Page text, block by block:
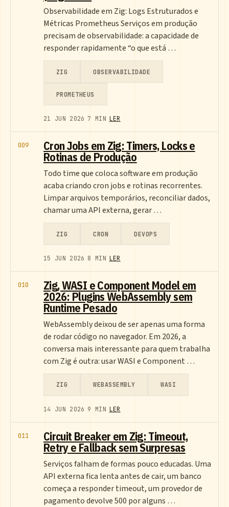
Observabilidade em Zig: Logs Estruturados e
Métricas Prometheus Serviços em produção
precisam de observabilidade: a capacidade de
responder rapidamente “o que está …
ZIG OBSERVABILIDADE
PROMETHEUS
21 JUN 2026 7 MIN LER
009 Cron Jobs em Zig: Timers, Locks e
Rotinas de Produção
Todo time que coloca software em produção
acaba criando cron jobs e rotinas recorrentes.
Limpar arquivos temporários, reconciliar dados,
chamar uma API externa, gerar …
ZIG CRON DEVOPS
15 JUN 2026 8 MIN LER
010 Zig, WASI e Component Model em
2026: Plugins WebAssembly sem
Runtime Pesado
WebAssembly deixou de ser apenas uma forma
de rodar código no navegador. Em 2026, a
conversa mais interessante para quem trabalha
com Zig é outra: usar WASI e Component …
ZIG WEBASSEMBLY WASI
14 JUN 2026 9 MIN LER
011 Circuit Breaker em Zig: Timeout,
Retry e Fallback sem Surpresas
Serviços falham de formas pouco educadas. Uma
API externa fica lenta antes de cair, um banco
começa a responder timeout, um provedor de
pagamento devolve 500 por alguns …